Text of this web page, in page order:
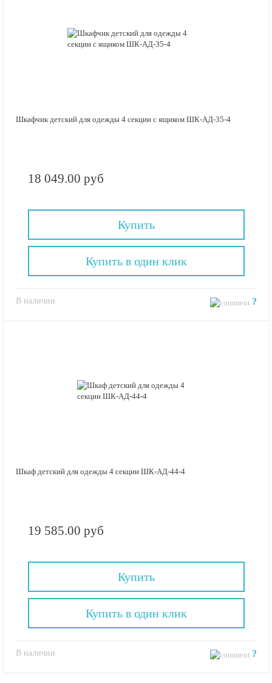
Шкафчик детский для одежды 4 секции с ящиком ШК-АД-35-4
18 049.00 руб
Купить
В наличии ?
Купить в один клик
Шкаф детский для одежды 4 секции ШК-АД-44-4
19 585.00 руб
Купить
В наличии ?
Купить в один клик